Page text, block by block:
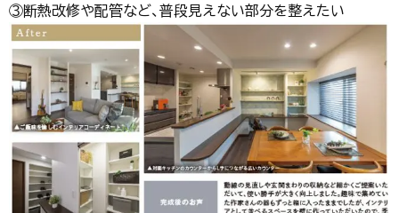
③断熱改修や配管など、普段見えない部分を整えたい